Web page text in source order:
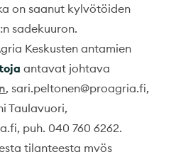
on saanut kylvötöiden
sadekuuron.
Keskusten antamien
antavat johtava
, sari.peltonen@proagria.fi,
Taulavuori,
puh. 040 760 6262.
tilanteesta myös